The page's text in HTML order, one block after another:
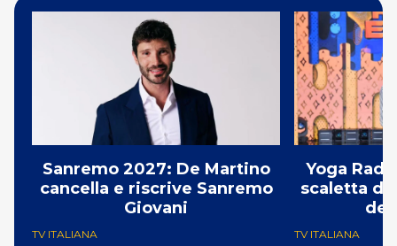
Sanremo 2027: De Martino
cancella e riscrive Sanremo
Giovani
TV ITALIANA
Yoga
scaletta
del
TV ITALIANA